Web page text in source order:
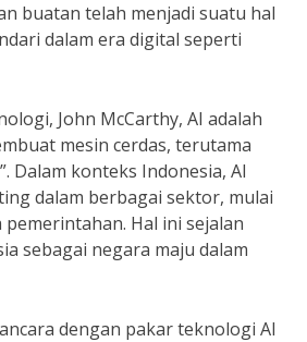
buatan telah menjadi suatu hal
dalam era digital seperti
John McCarthy, AI adalah
mesin cerdas, terutama
Dalam konteks Indonesia, AI
dalam berbagai sektor, mulai
Hal ini sejalan
sebagai negara maju dalam
dengan pakar teknologi AI